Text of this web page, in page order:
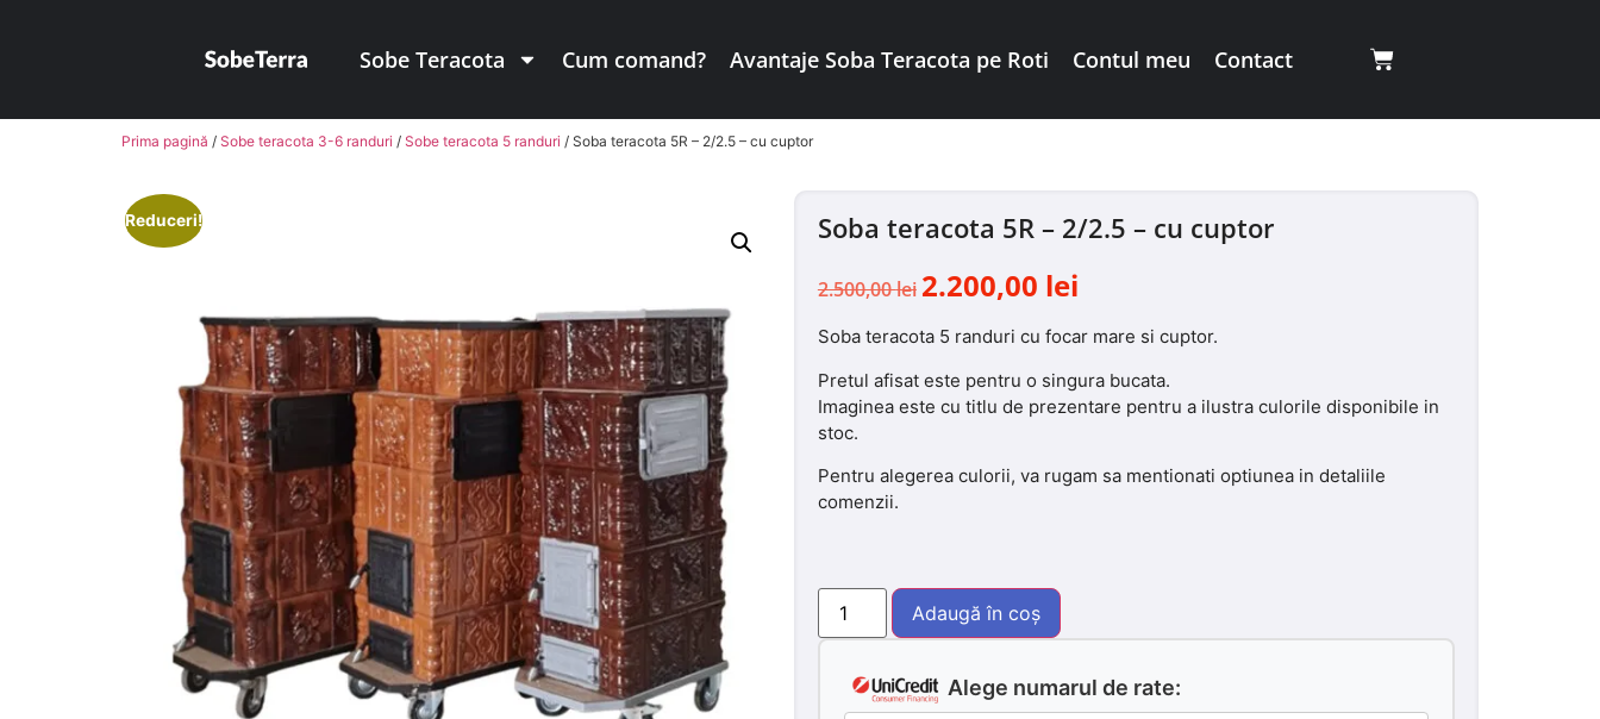
Sobe Teracota Cum comand? Avantaje Soba Teracota pe Roti Contul meu Contact
Prima pagină / Sobe teracota 3-6 randuri / Sobe teracota 5 randuri / Soba teracota 5R – 2/2.5 – cu cuptor
Reduceri! Soba teracota 5R – 2/2.5 – cu cuptor
2.500,00lei 2.200,00 lei
Soba teracota 5 randuri cu focar mare si cuptor.
Pretul afisat este pentru o singura bucata.
Imaginea este cu titlu de prezentare pentru a ilustra culorile disponibile in
stoc.
Pentru alegerea culorii, va rugam sa mentionati optiunea in detaliile
comenzii.
Adaugă în coș
Alege numarul de rate: